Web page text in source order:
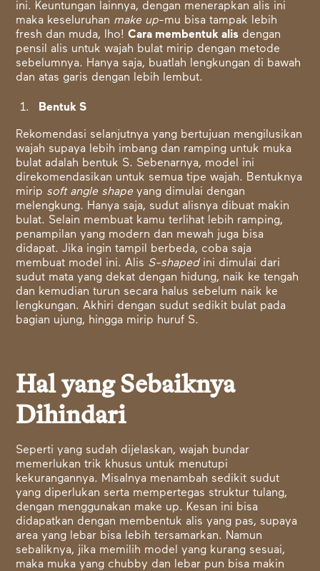
ini. Keuntungan lainnya, dengan menerapkan alis ini
maka keseluruhan make up-mu bisa tampak lebih
fresh dan muda, lho!Cara membentuk alis dengan
pensil alis untuk wajah bulat mirip dengan metode
sebelumnya. Hanya saja, buatlah lengkungan di bawah
dan atas garis dengan lebih lembut.
Bentuk S
Rekomendasi selanjutnya yang bertujuan mengilusikan
wajah supaya lebih imbang dan ramping untuk muka
bulat adalah bentuk S. Sebenarnya, model ini
direkomendasikan untuk semua tipe wajah. Bentuknya
mirip soft angle shape yang dimulai dengan
melengkung. Hanya saja, sudut alisnya dibuat makin
bulat. Selain membuat kamu terlihat lebih ramping,
penampilan yang modern dan mewah juga bisa
didapat. Jika ingin tampil berbeda, coba saja
membuat model ini. Alis S-shapedini dimulai dari
sudut mata yang dekat dengan hidung, naik ke tengah
dan kemudian turun secara halus sebelum naik ke
lengkungan. Akhiri dengan sudut sedikit bulat pada
bagian ujung, hingga mirip huruf S.
Hal yang Sebaiknya
Dihindari
Seperti yang sudah dijelaskan, wajah bundar
memerlukan trik khusus untuk menutupi
kekurangannya. Misalnya menambah sedikit sudut
yang diperlukan serta mempertegas struktur tulang,
dengan menggunakan make up. Kesan ini bisa
didapatkan dengan membentuk alis yang pas, supaya
area yang lebar bisa lebih tersamarkan. Namun
sebaliknya, jika memilih model yang kurang sesuai,
maka muka yang chubby dan lebar pun bisa makin